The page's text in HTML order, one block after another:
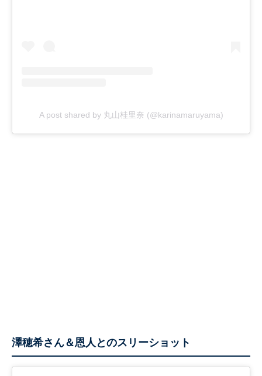
A post shared by 丸山桂里奈 (@karinamaruyama)
澤穂希さん＆恩人とのスリーショット